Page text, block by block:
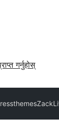
गर्नुहोस्